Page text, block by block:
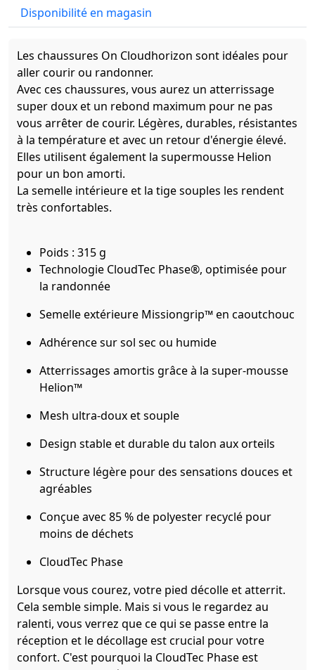
Disponibilité en magasin
Les chaussures On Cloudhorizon sont idéales pour
aller courir ou randonner.
Avec ces chaussures, vous aurez un atterrissage
super doux et un rebond maximum pour ne pas
vous arrêter de courir. Légères, durables, résistantes
à la température et avec un retour d'énergie élevé.
Elles utilisent également la supermousse Helion
pour un bon amorti.
La semelle intérieure et la tige souples les rendent
très confortables.
Poids : 315 g
Technologie CloudTec Phase®, optimisée pour
la randonnée
Semelle extérieure Missiongrip™ en caoutchouc
Adhérence sur sol sec ou humide
Atterrissages amortis grâce à la super-mousse
Helion™
Mesh ultra-doux et souple
Design stable et durable du talon aux orteils
Structure légère pour des sensations douces et
agréables
Conçue avec 85 % de polyester recyclé pour
moins de déchets
CloudTec Phase
Lorsque vous courez, votre pied décolle et atterrit.
Cela semble simple. Mais si vous le regardez au
ralenti, vous verrez que ce qui se passe entre la
réception et le décollage est crucial pour votre
confort. C'est pourquoi la CloudTec Phase est